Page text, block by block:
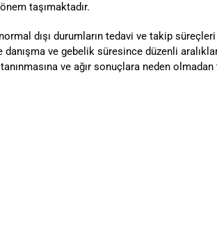
taşımaktadır.
dışı durumların tedavi ve takip süreçleri
ve gebelik süresince düzenli
ve ağır sonuçlara neden olmadan